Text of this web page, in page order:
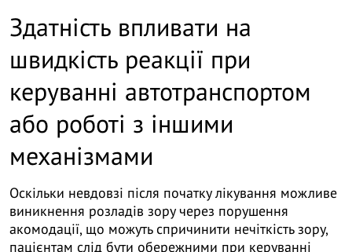
Здатність впливати на
швидкість реакції при
керуванні автотранспортом
або роботі з іншими
механізмами
Оскільки невдовзі після початку лікування можливе
виникнення розладів зору через порушення
акомодації, що можуть спричинити нечіткість зору,
пацієнтам слід бути обережними при керуванні